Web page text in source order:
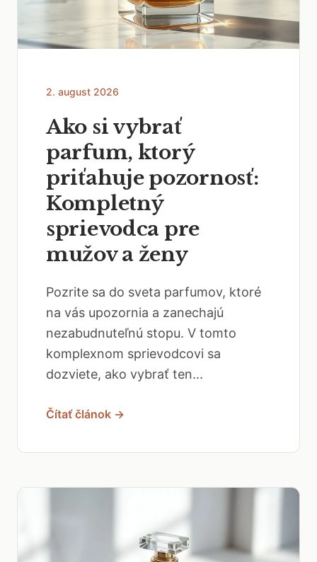
2. august 2026
Ako si vybrať
parfum, ktorý
priťahuje pozornosť:
Kompletný
sprievodca pre
mužov a ženy
Pozrite sa do sveta parfumov, ktoré
na vás upozornia a zanechajú
nezabudnuteľnú stopu. V tomto
komplexnom sprievodcovi sa
dozviete, ako vybrať ten...
Čítať článok →